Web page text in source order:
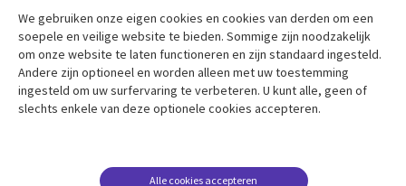
Bekijk meer
Library
NETHERLANDS
Artikelen
Support
Legal
Disclaimer
Cookie management
Media
NETHERLANDS
We gebruiken onze eigen cookies en cookies van derden om een ​​
soepele en veilige website te bieden. Sommige zijn noodzakelijk
om onze website te laten functioneren en zijn standaard ingesteld.
Andere zijn optioneel en worden alleen met uw toestemming
ingesteld om uw surfervaring te verbeteren. U kunt alle, geen of
slechts enkele van deze optionele cookies accepteren.
Alle cookies accepteren